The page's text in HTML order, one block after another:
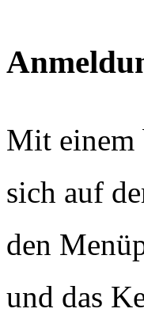
Mit einem
sich auf
den
und das